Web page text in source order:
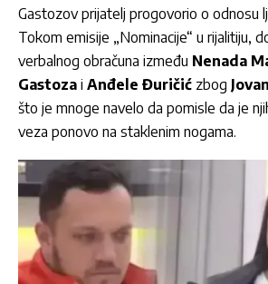
Gastozov prijatelj progovorio o odnosu
Tokom emisije „Nominacije“ u rijalitiju,
verbalnog obračuna između Nenada
Gastoza i Anđele Đuričić zbog
što je mnoge navelo da pomisle da je
veza ponovo na staklenim nogama.